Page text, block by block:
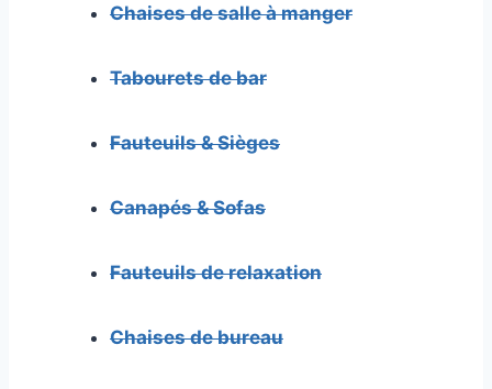
Chaises de salle à manger
Tabourets de bar
Fauteuils & Sièges
Canapés & Sofas
Fauteuils de relaxation
Chaises de bureau